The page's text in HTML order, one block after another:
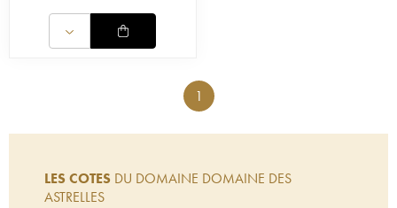
1
LES COTES DU DOMAINE DOMAINE DES
ASTRELLES